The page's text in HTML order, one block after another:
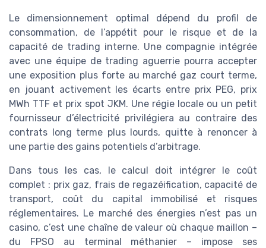
Le dimensionnement optimal dépend du profil de
consommation, de l’appétit pour le risque et de la
capacité de trading interne. Une compagnie intégrée
avec une équipe de trading aguerrie pourra accepter
une exposition plus forte au marché gaz court terme,
en jouant activement les écarts entre prix PEG, prix
MWh TTF et prix spot JKM. Une régie locale ou un petit
fournisseur d’électricité privilégiera au contraire des
contrats long terme plus lourds, quitte à renoncer à
une partie des gains potentiels d’arbitrage.
Dans tous les cas, le calcul doit intégrer le coût
complet : prix gaz, frais de regazéification, capacité de
transport, coût du capital immobilisé et risques
réglementaires. Le marché des énergies n’est pas un
casino, c’est une chaîne de valeur où chaque maillon –
du FPSO au terminal méthanier – impose ses